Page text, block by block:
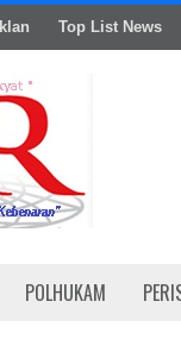
Iklan Top List News
POLHUKAM